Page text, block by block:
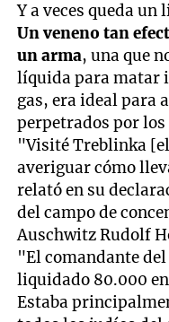
Y a veces queda
Un veneno tan
un arma, una que
líquida para matar
gas, era ideal para
perpetrados por los
"Visité Treblinka
averiguar cómo
relató en su
del campo de
Auschwitz Rudolf
"El comandante
liquidado 80.000
Estaba